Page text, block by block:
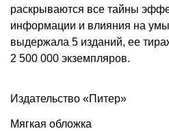
раскрываются все тайны
информации и влияния на
выдержала 5 изданий, ее
2 500 000 экземпляров.
Издательство «Питер»
Мягкая обложка